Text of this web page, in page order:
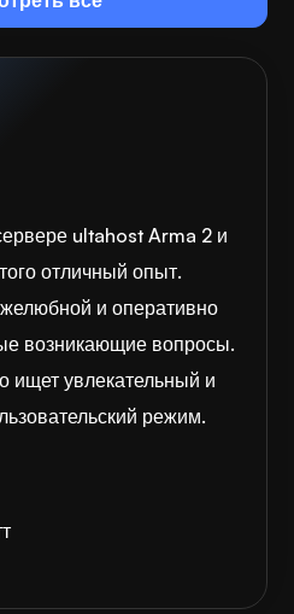
ultahost Arma 2 и
отличный опыт.
и оперативно
возникающие вопросы.
ищет увлекательный и
режим.